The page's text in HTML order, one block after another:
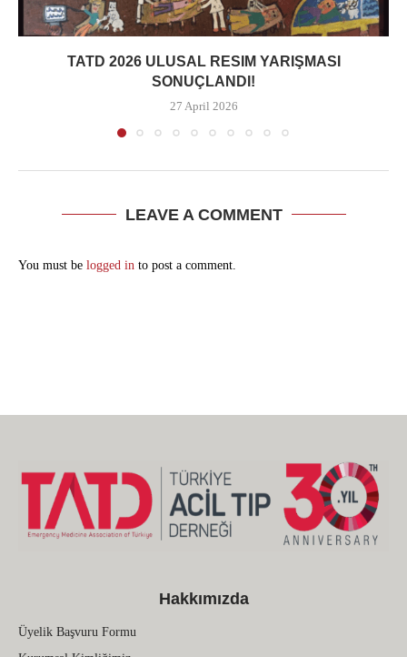
TATD 2026 ULUSAL RESIM YARIŞMASI
SONUÇLANDI!
27 April 2026
LEAVE A COMMENT
You must be logged in to post a comment.
Hakkımızda
Üyelik Başvuru Formu